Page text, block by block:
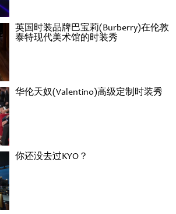
英国时装品牌巴宝莉(Burberry)在伦敦
泰特现代美术馆的时装秀
华伦天奴(Valentino)高级定制时装秀
你还没去过KYO？